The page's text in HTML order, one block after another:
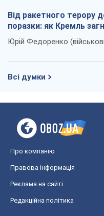
Від ракетного терору
поразки: як Кремль
Юрій Федоренко
Всі думки
Про компанію
Правова інформація
Реклама на сайті
Редакційна політика